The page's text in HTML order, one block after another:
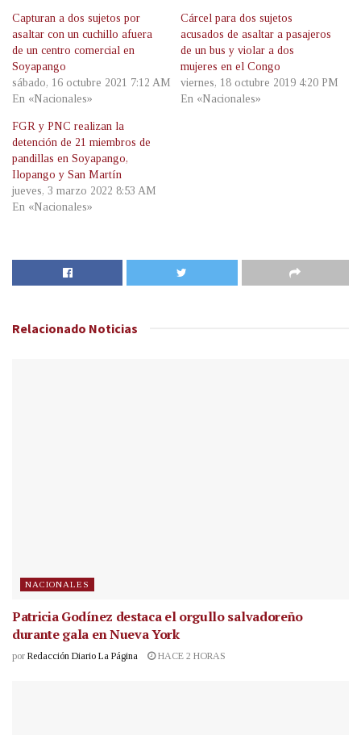
Capturan a dos sujetos por
asaltar con un cuchillo afuera
de un centro comercial en
Soyapango
sábado, 16 octubre 2021 7:12 AM
En «Nacionales»
Cárcel para dos sujetos
acusados de asaltar a pasajeros
de un bus y violar a dos
mujeres en el Congo
viernes, 18 octubre 2019 4:20 PM
En «Nacionales»
FGR y PNC realizan la
detención de 21 miembros de
pandillas en Soyapango,
Ilopango y San Martín
jueves, 3 marzo 2022 8:53 AM
En «Nacionales»
Relacionado Noticias
NACIONALES
Patricia Godínez destaca el orgullo salvadoreño
durante gala en Nueva York
por Redacción Diario La Página HACE 2 HORAS